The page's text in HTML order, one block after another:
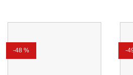
-48 % -